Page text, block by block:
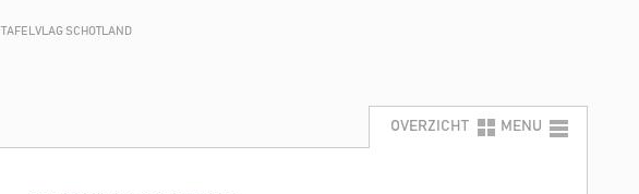
TAFELVLAG SCHOTLAND
OVERZICHT MENU